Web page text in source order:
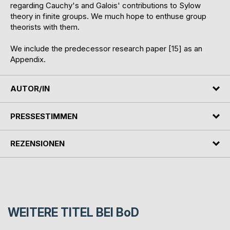
regarding Cauchy's and Galois' contributions to Sylow
theory in finite groups. We much hope to enthuse group
theorists with them.
We include the predecessor research paper [15] as an
Appendix.
AUTOR/IN
PRESSESTIMMEN
REZENSIONEN
WEITERE TITEL BEI BoD